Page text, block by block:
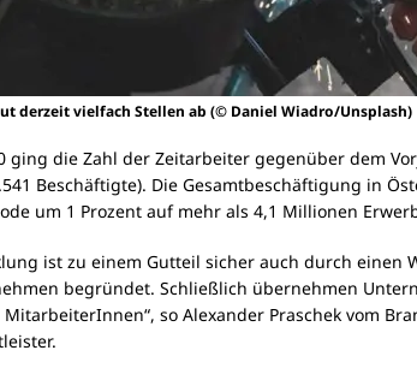
derzeit vielfach Stellen ab (© Daniel Wiadro/Unsplash)
ging die Zahl der Zeitarbeiter gegenüber dem
Beschäftigte). Die Gesamtbeschäftigung in
um 1 Prozent auf mehr als 4,1 Millionen
ist zu einem Gutteil sicher auch durch einen
begründet. Schließlich übernehmen
so Alexander Praschek vom